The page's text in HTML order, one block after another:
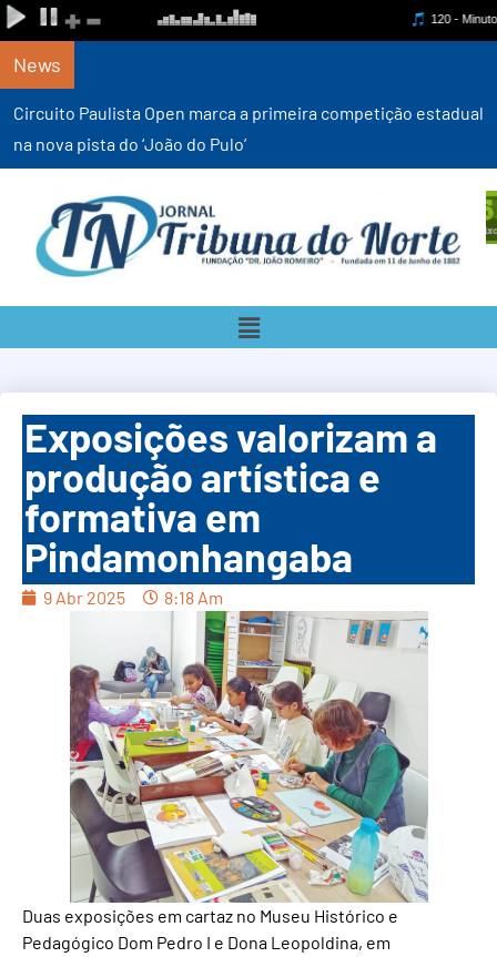
News
Circuito Paulista Open marca a primeira competição estadual
na nova pista do ‘João do Pulo’
Exposições valorizam a
produção artística e
formativa em
Pindamonhangaba
9 Abr 2025 8:18 Am
Duas exposições em cartaz no Museu Histórico e
Pedagógico Dom Pedro I e Dona Leopoldina, em